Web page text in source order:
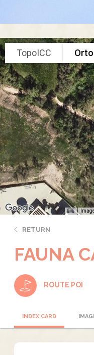
TopoICC
RETURN
FAUNA
ROUTE POI
INDEX CARD